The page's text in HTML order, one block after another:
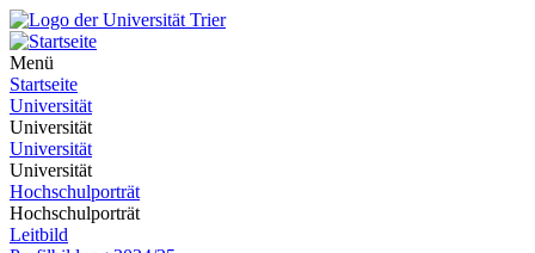
Menü
Startseite
Universität
Universität
Universität
Universität
Hochschulporträt
Hochschulporträt
Leitbild